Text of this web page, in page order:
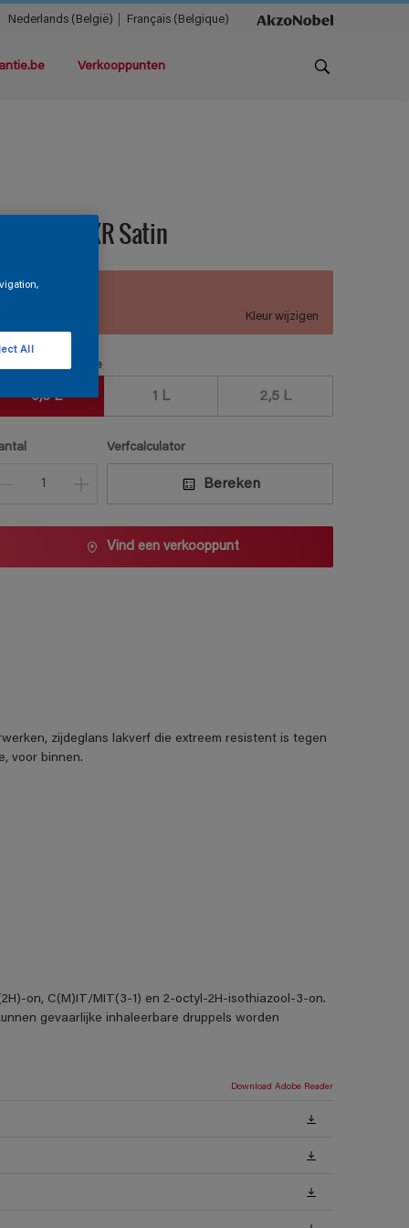
Nederlands (België) Français (Belgique)
Verkooppunten
XR Satin
Kleur wijzigen
0,5 L 1 L 2,5 L
Verfcalculator
Bereken
Vind een verkooppunt
zijdeglans lakverf die extreem resistent is tegen
voor binnen.
on, C(M)IT/MIT(3-1) en 2-octyl-2H-isothiazool-3-on.
gevaarlijke inhaleerbare druppels worden
Download Adobe Reader
All